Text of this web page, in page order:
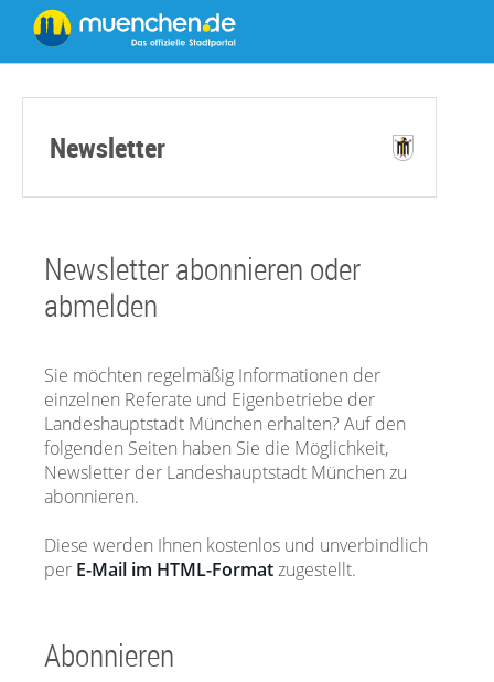
Newsletter
Newsletter abonnieren oder
abmelden
Sie möchten regelmäßig Informationen der
einzelnen Referate und Eigenbetriebe der
Landeshauptstadt München erhalten? Auf den
folgenden Seiten haben Sie die Möglichkeit,
Newsletter der Landeshauptstadt München zu
abonnieren.
Diese werden Ihnen kostenlos und unverbindlich
per E-Mail im HTML-Formatzugestellt.
Abonnieren